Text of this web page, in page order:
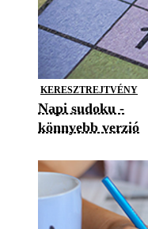
KERESZTREJTVÉNY
Napi sudoku -
könnyebb verzió